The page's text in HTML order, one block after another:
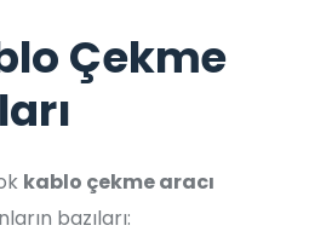
Çekme
kablo çekme aracı
bazıları: